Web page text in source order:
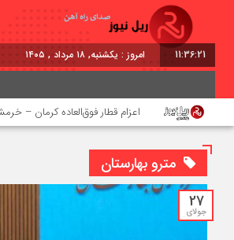
11:36:21 امروز : یکشنبه, ۱۸ مرداد , ۱۴۰۵
اعزام قطار فوق‌العاده کرمان – خرمشهر
مترو بهارستان
27
جولای